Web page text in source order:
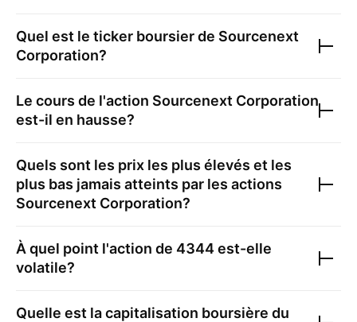
Quel est le ticker boursier de Sourcenext
Corporation?
Le cours de l'action Sourcenext Corporation
est-il en hausse?
Quels sont les prix les plus élevés et les
plus bas jamais atteints par les actions
Sourcenext Corporation?
À quel point l'action de 4344est-elle
volatile?
Quelle est la capitalisation boursière du